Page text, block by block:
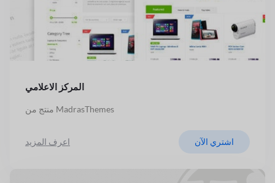
المركز الاعلامي
منتج من MadrasThemes
اعرف المزيد اشتري الآن